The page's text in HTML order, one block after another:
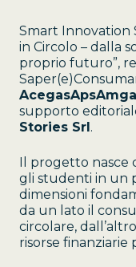
Smart Innovation
in Circolo – dalla
proprio futuro”,
supporto
Stories Srl .
Il progetto nasce
gli studenti in un
dimensioni
da un lato il
circolare,
risorse finanziarie